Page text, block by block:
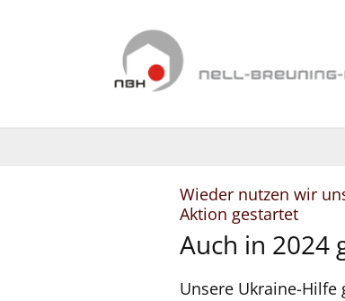
Wieder nutzen wir
Aktion gestartet:
Auch in 2024
Unsere Ukraine-